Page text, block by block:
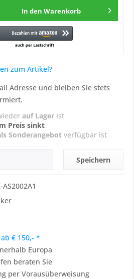
In den Warenkorb
zum Artikel?
Adresse und bleiben Sie stets
auf Lager ist
Preis sinkt
Sonderangebot verfügbar ist
Speichern
AS2002A1
€ 150,- *
Europa
beraten Sie
per Vorausüberweisung